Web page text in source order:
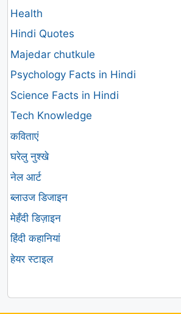
Health
Hindi Quotes
Majedar chutkule
Psychology Facts in Hindi
Science Facts in Hindi
Tech Knowledge
कविताएं
घरेलु नुश्खे
नेल आर्ट
ब्लाउज डिजाइन
मेहँदी डिज़ाइन
हिंदी कहानियां
हेयर स्टाइल